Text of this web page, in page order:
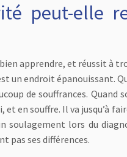
peut-elle
apprendre, et réussit à
un endroit épanouissant.
de souffrances. Quand
en souffre. Il va jusqu’à
soulagement lors du
pas ses différences.